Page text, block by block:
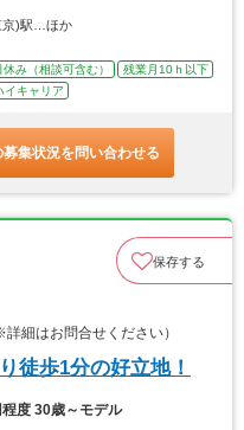
京)駅…ほか
休み（相談可含む）
残業月10ｈ以下
イキャリア
募集状況を問い合わせる
保存する
細はお問合せください）
徒歩1分の好立地！
度 30歳～モデル